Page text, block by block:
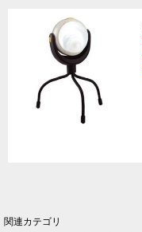
関連カテゴリ